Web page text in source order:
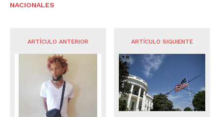
NACIONALES
ARTÍCULO ANTERIOR ARTÍCULO SIGUIENTE